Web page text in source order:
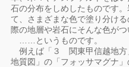
石の分布をしめしたものです
て、さまざまな色で塗り分け
際の地層や岩石にそんな色が
……というものです。
例えば「３ 関東甲信越地方
地質図」の「フォッサマグナ